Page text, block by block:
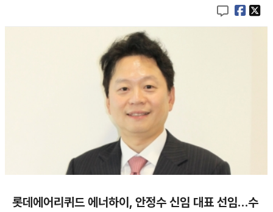
롯데에어리퀴드 에너하이, 안정수 신임 대표 선임…수